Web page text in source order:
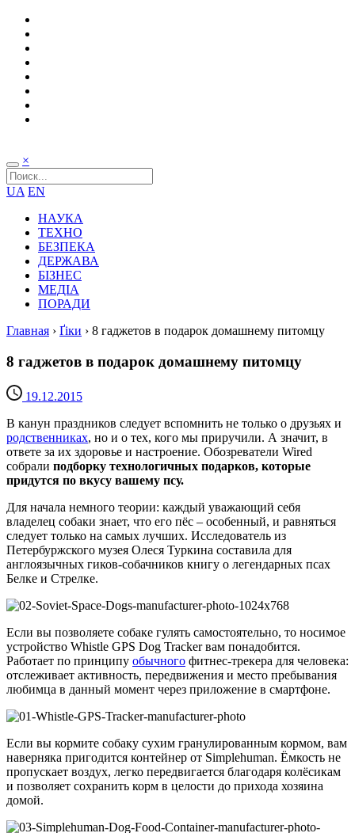
×
UA EN
НАУКА
ТЕХНО
БЕЗПЕКА
ДЕРЖАВА
БІЗНЕС
МЕДІА
ПОРАДИ
Главная › Ґіки › 8 гаджетов в подарок домашнему питомцу
8 гаджетов в подарок домашнему питомцу
19.12.2015
В канун праздников следует вспомнить не только о друзьях и
родственниках, но и о тех, кого мы приручили. А значит, в
ответе за их здоровье и настроение. Обозреватели Wired
собрали подборку технологичных подарков, которые
придутся по вкусу вашему псу.
Для начала немного теории: каждый уважающий себя
владелец собаки знает, что его пёс – особенный, и равняться
следует только на самых лучших. Исследователь из
Петербуржского музея Олеся Туркина составила для
англоязычных гиков-собачников книгу о легендарных псах
Белке и Стрелке.
Если вы позволяете собаке гулять самостоятельно, то носимое
устройство Whistle GPS Dog Tracker вам понадобится.
Работает по принципу обычного фитнес-трекера для человека:
отслеживает активность, передвижения и место пребывания
любимца в данный момент через приложение в смартфоне.
Если вы кормите собаку сухим гранулированным кормом, вам
наверняка пригодится контейнер от Simplehuman. Ёмкость не
пропускает воздух, легко передвигается благодаря колёсикам
и позволяет сохранить корм в целости до прихода хозяина
домой.